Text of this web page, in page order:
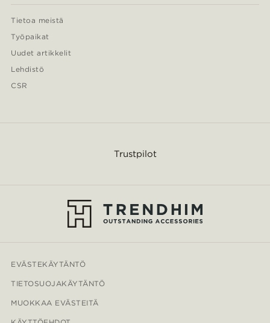
Tietoa meistä
Työpaikat
Uudet artikkelit
Lehdistö
CSR
Trustpilot
EVÄSTEKÄYTÄNTÖ
TIETOSUOJAKÄYTÄNTÖ
MUOKKAA EVÄSTEITÄ